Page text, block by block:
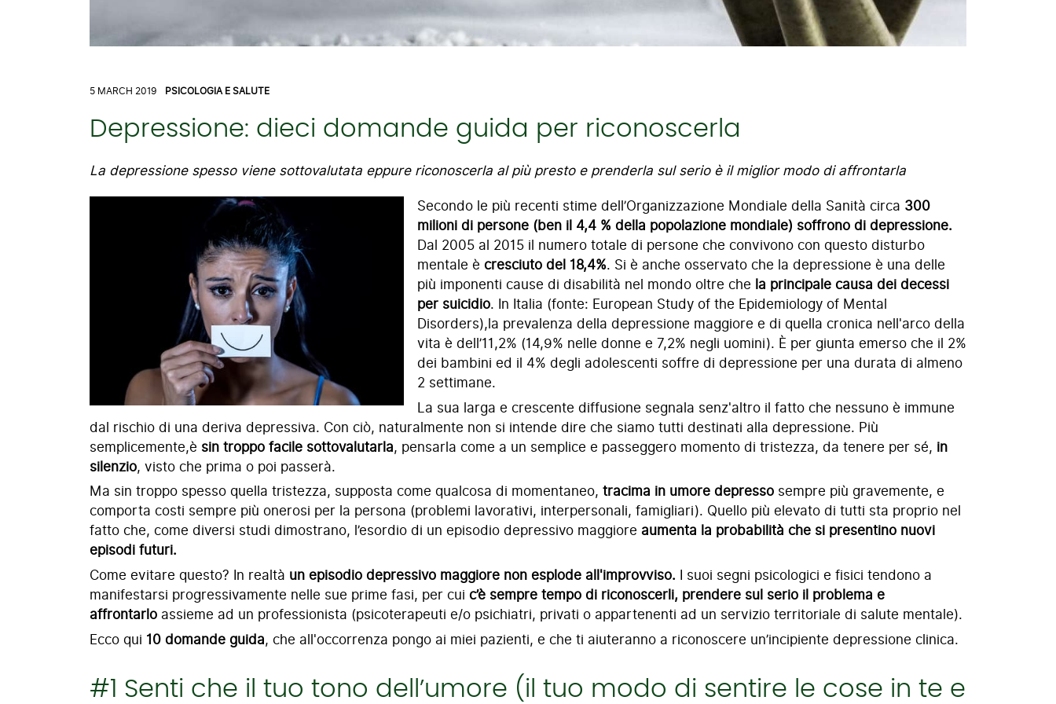
5 MARCH 2019 PSICOLOGIA E SALUTE
Depressione: dieci domande guida per riconoscerla
La depressione spesso viene sottovalutata eppure riconoscerla al più presto e prenderla sul serio è il miglior modo di affrontarla
Secondo le più recenti stime dell’Organizzazione Mondiale della Sanità circa 300
milioni di persone (ben il 4,4 % della popolazione mondiale) soffrono di depressione.
Dal 2005 al 2015 il numero totale di persone che convivono con questo disturbo
mentale è cresciuto del 18,4%. Si è anche osservato che la depressione è una delle
più imponenti cause di disabilità nel mondo oltre che la principale causa dei decessi
per suicidio. In Italia (fonte: European Study of the Epidemiology of Mental
Disorders),la prevalenza della depressione maggiore e di quella cronica nell'arco della
vita è dell’11,2% (14,9% nelle donne e 7,2% negli uomini). È per giunta emerso che il 2%
dei bambini ed il 4% degli adolescenti soffre di depressione per una durata di almeno
2 settimane.
La sua larga e crescente diffusione segnala senz'altro il fatto che nessuno è immune
dal rischio di una deriva depressiva. Con ciò, naturalmente non si intende dire che siamo tutti destinati alla depressione. Più
semplicemente,è sin troppo facile sottovalutarla, pensarla come a un semplice e passeggero momento di tristezza, da tenere per sé, in
silenzio, visto che prima o poi passerà.
Ma sin troppo spesso quella tristezza, supposta come qualcosa di momentaneo, tracima in umore depresso sempre più gravemente, e
comporta costi sempre più onerosi per la persona (problemi lavorativi, interpersonali, famigliari). Quello più elevato di tutti sta proprio nel
fatto che, come diversi studi dimostrano, l’esordio di un episodio depressivo maggiore aumenta la probabilità che si presentino nuovi
episodi futuri.
Come evitare questo? In realtà un episodio depressivo maggiore non esplode all'improvviso. I suoi segni psicologici e fisici tendono a
manifestarsi progressivamente nelle sue prime fasi, per cui c’è sempre tempo di riconoscerli, prendere sul serio il problema e
affrontarlo assieme ad un professionista (psicoterapeuti e/o psichiatri, privati o appartenenti ad un servizio territoriale di salute mentale).
Ecco qui 10 domande guida, che all'occorrenza pongo ai miei pazienti, e che ti aiuteranno a riconoscere un’incipiente depressione clinica.
#1 Senti che il tuo tono dell’umore (il tuo modo di sentire le cose in te e